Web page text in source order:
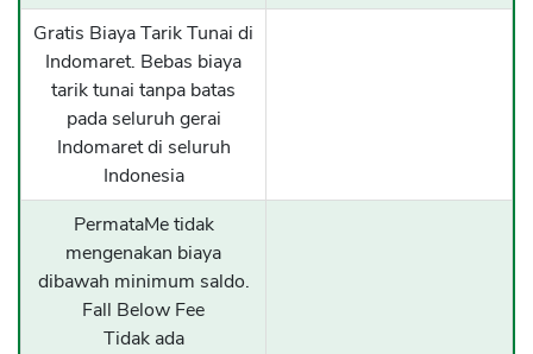
Gratis Biaya Tarik Tunai di
Indomaret. Bebas biaya
tarik tunai tanpa batas
pada seluruh gerai
Indomaret di seluruh
Indonesia
PermataMe tidak
mengenakan biaya
dibawah minimum saldo.
Fall Below Fee
Tidak ada